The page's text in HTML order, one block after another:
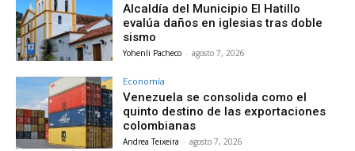
Alcaldía del Municipio El Hatillo
evalúa daños en iglesias tras doble
sismo
Yohenli Pacheco - agosto 7, 2026
Economía
Venezuela se consolida como el
quinto destino de las exportaciones
colombianas
Andrea Teixeira - agosto 7, 2026